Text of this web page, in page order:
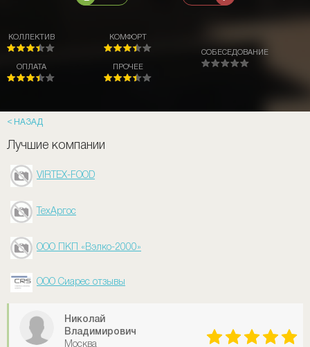
КОЛЛЕКТИВ
ОПЛАТА
КОМФОРТ
ПРОЧЕЕ
СОБЕСЕДОВАНИЕ
НАЗАД
Лучшие компании
VIRTEX-FOOD
ТехАргос
ООО ПКП «Вэлко-2000»
ООО Сиарес отзывы
Николай
Владимирович
Москва